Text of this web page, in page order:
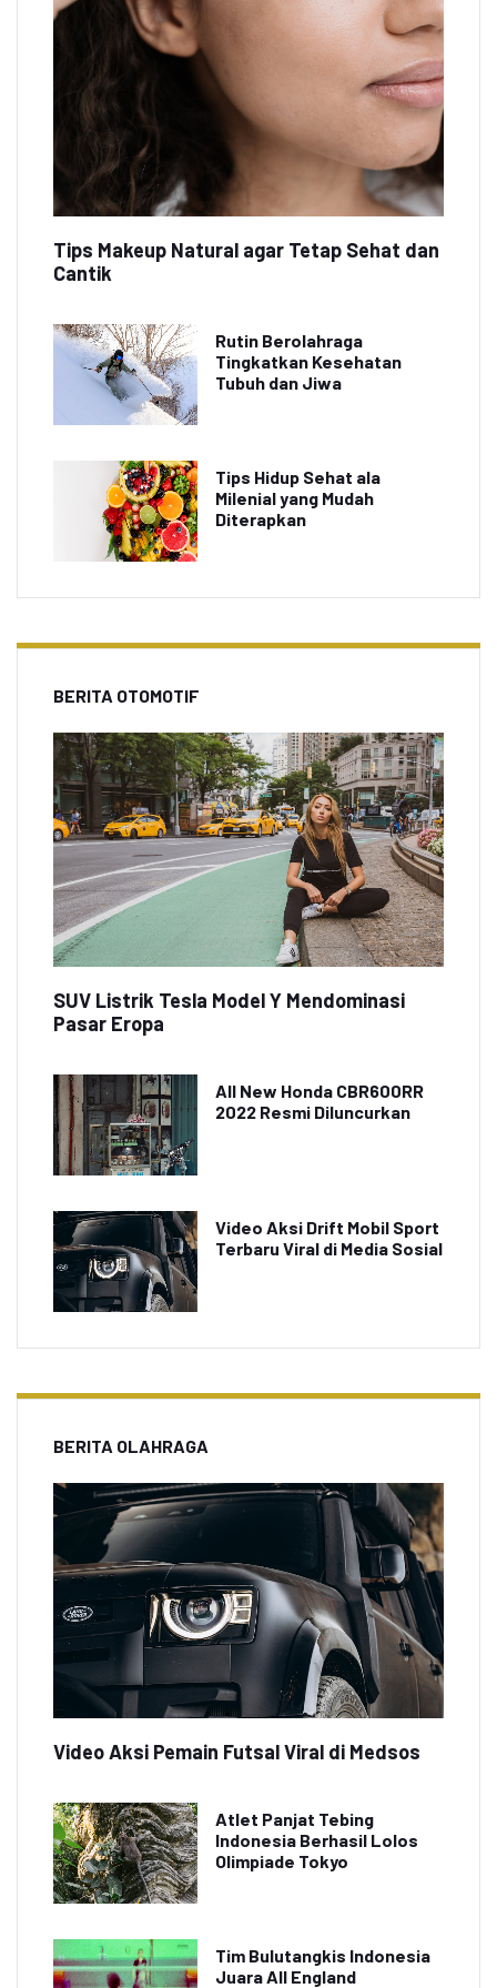
Tips Makeup Natural agar Tetap Sehat dan
Cantik
Rutin Berolahraga
Tingkatkan Kesehatan
Tubuh dan Jiwa
Tips Hidup Sehat ala
Milenial yang Mudah
Diterapkan
BERITA OTOMOTIF
SUV Listrik Tesla Model Y Mendominasi
Pasar Eropa
All New Honda CBR600RR
2022 Resmi Diluncurkan
Video Aksi Drift Mobil Sport
Terbaru Viral di Media Sosial
BERITA OLAHRAGA
Video Aksi Pemain Futsal Viral di Medsos
Atlet Panjat Tebing
Indonesia Berhasil Lolos
Olimpiade Tokyo
Tim Bulutangkis Indonesia
Juara All England